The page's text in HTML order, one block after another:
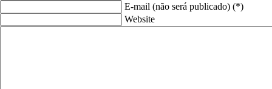
E-mail (não será publicado) (*)
Website